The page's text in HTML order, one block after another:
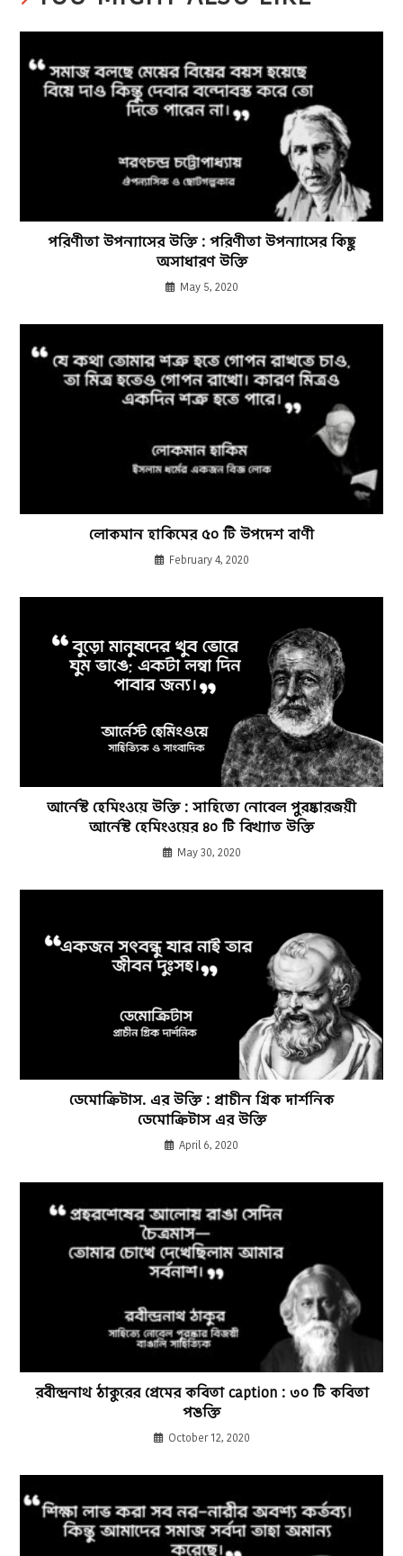
পরিণীতা উপন্যাসের উক্তি : পরিণীতা উপন্যাসের কিছু
অসাধারণ উক্তি
May 5, 2020
লোকমান হাকিমের ৫০ টি উপদেশ বাণী
February 4, 2020
আর্নেস্ট হেমিংওয়ে উক্তি : সাহিত্যে নোবেল পুরষ্কারজয়ী
আর্নেস্ট হেমিংওয়ের ৪০ টি বিখ্যাত উক্তি
May 30, 2020
ডেমোক্রিটাস. এর উক্তি : প্রাচীন গ্রিক দার্শনিক
ডেমোক্রিটাস এর উক্তি
April 6, 2020
রবীন্দ্রনাথ ঠাকুরের প্রেমের কবিতা caption : ৩০ টি কবিতা
পঙক্তি
October 12, 2020